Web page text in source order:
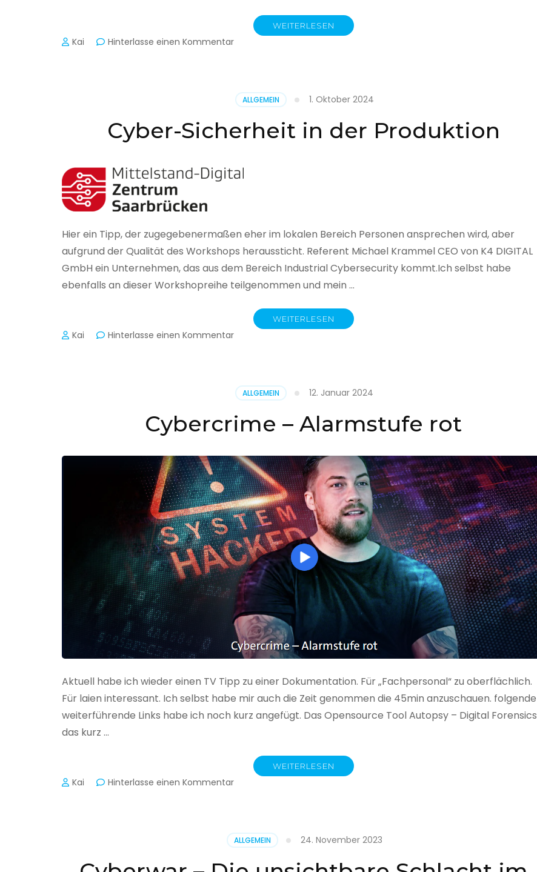
WEITERLESEN
Kai Hinterlasse einen Kommentarzu
heute
seinen
zur
in
Deutschland
ALLGEMEIN 1. Oktober 2024
Cyber-Sicherheit in der Produktion
Hier ein Tipp, der zugegebenermaßen eher im lokalen Bereich Personen ansprechen wird, aber
aufgrund der Qualität des Workshops heraussticht. Referent Michael Krammel CEO von K4 DIGITAL
GmbH ein Unternehmen, das aus dem Bereich Industrial Cybersecurity kommt.Ich selbst habe
ebenfalls an dieser Workshopreihe teilgenommen und mein …
WEITERLESEN
Kai Hinterlasse einen Kommentarzu
der
Produktion
ALLGEMEIN 12. Januar 2024
Cybercrime – Alarmstufe rot
Aktuell habe ich wieder einen TV Tipp zu einer Dokumentation. Für „Fachpersonal“ zu oberflächlich.
Für laien interessant. Ich selbst habe mir auch die Zeit genommen die 45min anzuschauen. folgende
weiterführende Links habe ich noch kurz angefügt. Das Opensource Tool Autopsy – Digital Forensics
das kurz …
WEITERLESEN
Kai Hinterlasse einen Kommentarzu
rot
ALLGEMEIN 24. November 2023